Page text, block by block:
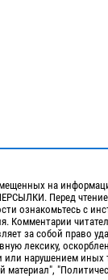
на
Перед чтением
ознакомьтесь с
Комментарии
за собой право
лексику,
нарушением
материал",